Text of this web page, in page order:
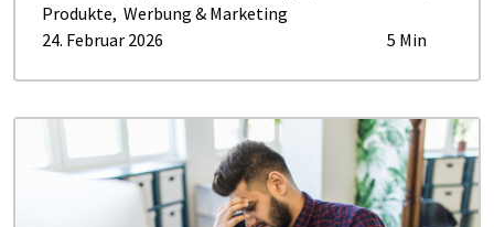
Produkte, Werbung & Marketing
24. Februar 2026
5 Min